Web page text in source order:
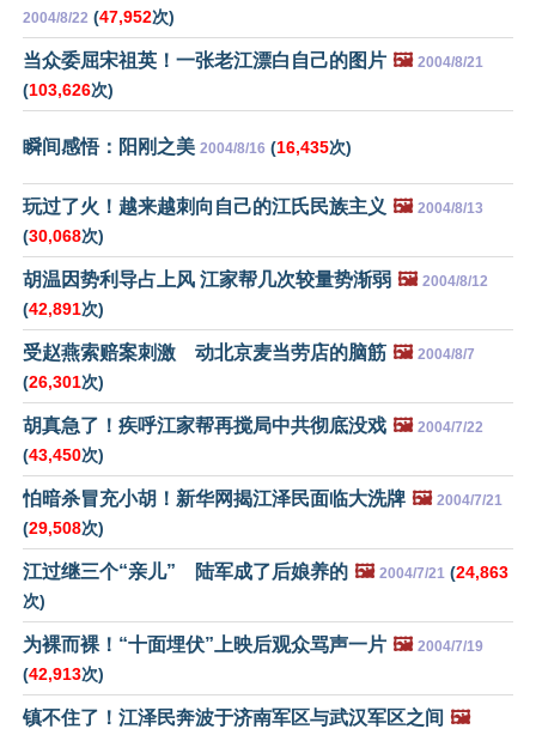
2004/8/22 (47,952次)
当众委屈宋祖英！一张老江漂白自己的图片 🖼️ 2004/8/21
(103,626次)
瞬间感悟：阳刚之美 2004/8/16 (16,435次)
玩过了火！越来越刺向自己的江氏民族主义 🖼️ 2004/8/13
(30,068次)
胡温因势利导占上风 江家帮几次较量势渐弱 🖼️ 2004/8/12
(42,891次)
受赵燕索赔案刺激 动北京麦当劳店的脑筋 🖼️ 2004/8/7
(26,301次)
胡真急了！疾呼江家帮再搅局中共彻底没戏 🖼️ 2004/7/22
(43,450次)
怕暗杀冒充小胡！新华网揭江泽民面临大洗牌 🖼️ 2004/7/21
(29,508次)
江过继三个“亲儿” 陆军成了后娘养的 🖼️ 2004/7/21 (24,863
次)
为裸而裸！“十面埋伏”上映后观众骂声一片 🖼️ 2004/7/19
(42,913次)
镇不住了！江泽民奔波于济南军区与武汉军区之间 🖼️